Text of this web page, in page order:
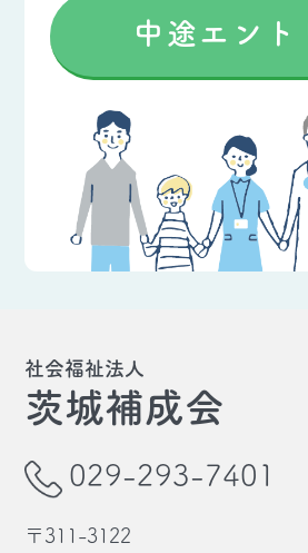
中途エント
社会福祉法人
茨城補成会
029-293-7401
〒311-3122